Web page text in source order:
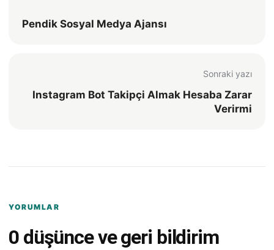
Pendik Sosyal Medya Ajansı
Sonraki yazı
Instagram Bot Takipçi Almak Hesaba Zarar
Verirmi
YORUMLAR
0 düşünce ve geri bildirim